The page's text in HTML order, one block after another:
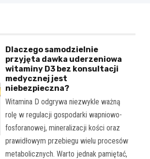
Dlaczego samodzielnie
przyjęta dawka uderzeniowa
witaminy D3 bez konsultacji
medycznej jest
niebezpieczna?
Witamina D odgrywa niezwykle ważną
rolę w regulacji gospodarki wapniowo-
fosforanowej, mineralizacji kości oraz
prawidłowym przebiegu wielu procesów
metabolicznych. Warto jednak pamiętać,